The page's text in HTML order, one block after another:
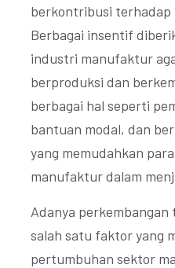
berkontribusi
Berbagai insentif
industri manufaktur
berproduksi dan
berbagai hal seperti
bantuan modal, dan
yang memudahkan
manufaktur dalam
Adanya perkembangan
salah satu faktor yang
pertumbuhan sektor